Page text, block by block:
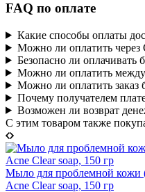
FAQ по оплате
Какие способы оплаты
Можно ли оплатить
Безопасно ли оплачивать
Можно ли оплатить
Можно ли оплатить заказ
Почему получателем
Возможен ли возврат
C этим товаром также
Мыло для проблемной кожи
Acne Clear soap, 150 гр